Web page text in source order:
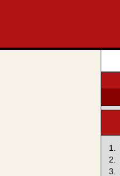
1.
2.
3.